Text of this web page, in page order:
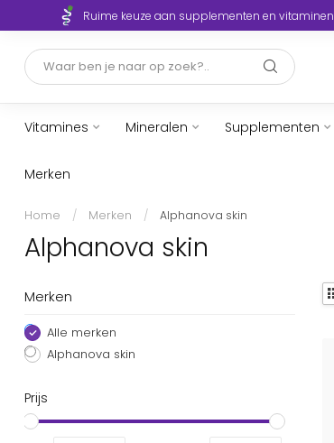
Ruime keuze aan supplementen en vitaminen
Vitamines Mineralen Supplementen
Merken
Home / Merken / Alphanova skin
Alphanova skin
Merken
Alle merken
Alphanova skin
Prijs